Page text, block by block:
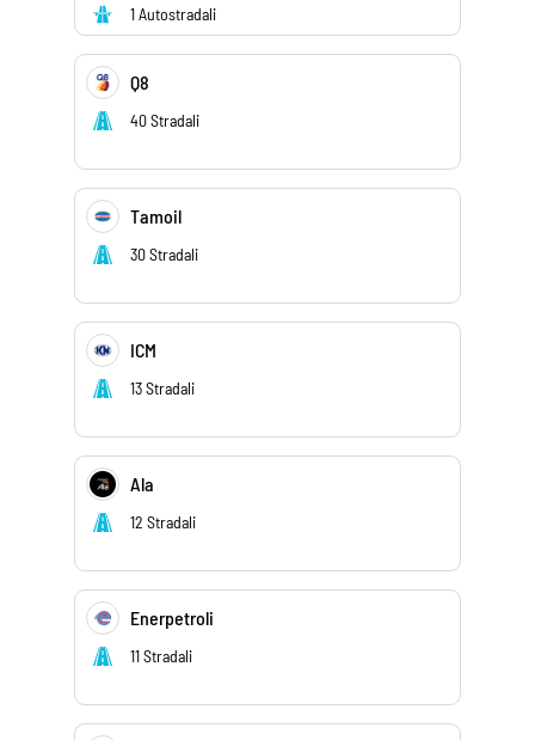
1 Autostradali
Q8
40 Stradali
Tamoil
30 Stradali
ICM
13 Stradali
Ala
12 Stradali
Enerpetroli
11 Stradali